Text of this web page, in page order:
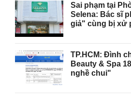
Sai phạm tại
Selena: Bác sĩ
giả" cùng bị xử
TP.HCM: Đình
Beauty & Spa
nghề chui"